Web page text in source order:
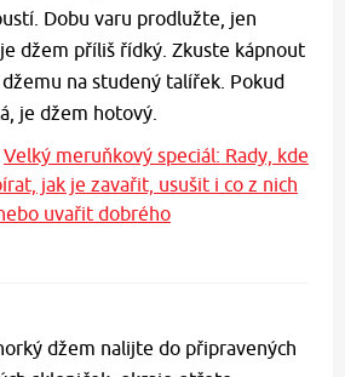
Dobu varu prodlužte, jen
džem příliš řídký. Zkuste kápnout
na studený talířek. Pokud
je džem hotový.
Velký meruňkový speciál: Rady, kde
jak je zavařit, usušit i co z nich
uvařit dobrého
džem nalijte do připravených